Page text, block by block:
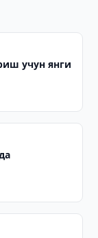
учун янги